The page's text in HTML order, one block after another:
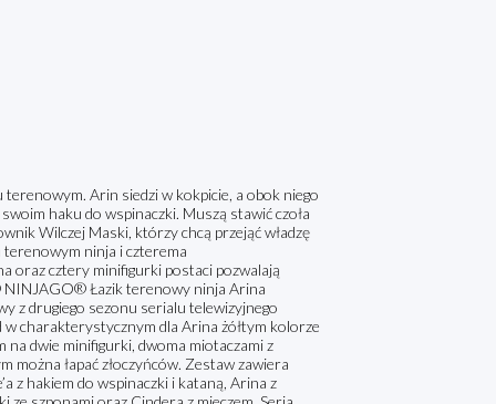
terenowym. Arin siedzi w kokpicie, a obok niego
haku do wspinaczki. Muszą stawić czoła
Wilczej Maski, którzy chcą przejąć władzę
terenowym ninja i czterema
oraz cztery minifigurki postaci pozwalają
NINJAGO® Łazik terenowy ninja Arina
z drugiego sezonu serialu telewizyjnego
charakterystycznym dla Arina żółtym kolorze
na dwie minifigurki, dwoma miotaczami z
można łapać złoczyńców. Zestaw zawiera
z hakiem do wspinaczki i kataną, Arina z